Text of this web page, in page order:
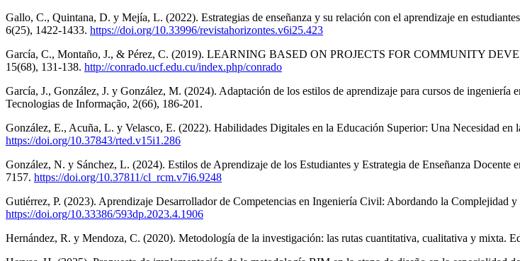
Gallo, C., Quintana, D. y Mejía, L. (2022). Estrategias de enseñanza y su relación con el aprendizaje en
6(25), 1422-1433. https://doi.org/10.33996/revistahorizontes.v6i25.423
García, C., Montaño, J., & Pérez, C. (2019). LEARNING BASED ON PROJECTS FOR COMMUNITY
15(68), 131-138. http://conrado.ucf.edu.cu/index.php/conrado
García, J., González, J. y González, M. (2024). Adaptación de los estilos de aprendizaje para cursos de
Tecnologias de Informação, 2(66), 186-201.
González, E., Acuña, L. y Velasco, E. (2022). Habilidades Digitales en la Educación Superior: Una Necesidad
https://doi.org/10.37843/rted.v15i1.286
González, N. y Sánchez, L. (2024). Estilos de Aprendizaje de los Estudiantes y Estrategia de Enseñanza
7157. https://doi.org/10.37811/cl_rcm.v7i6.9248
Gutiérrez, P. (2023). Aprendizaje Desarrollador de Competencias en Ingeniería Civil: Abordando la Complejidad
https://doi.org/10.33386/593dp.2023.4.1906
Hernández, R. y Mendoza, C. (2020). Metodología de la investigación: las rutas cuantitativa, cualitativa y mixta.